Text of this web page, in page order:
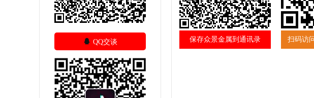
 QQ交谈 保存众景金属到通讯录 扫码访